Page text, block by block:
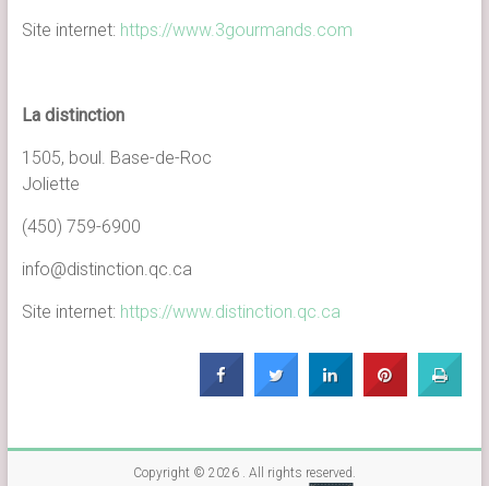
Site internet: https://www.3gourmands.com
La distinction
1505, boul. Base-de-Roc
Joliette
(450) 759-6900
info@distinction.qc.ca
Site internet: https://www.distinction.qc.ca
Copyright © 2026 . All rights reserved.